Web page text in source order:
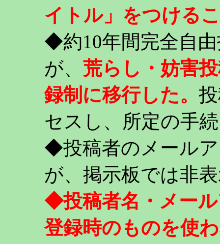
イトル」をつける
◆約10年間完全自
が、 荒らし・妨害
録制に移行した。
セスし、所定の手
◆投稿者のメール
が、掲示板では非
◆投稿者名・メー
登録時のものを使